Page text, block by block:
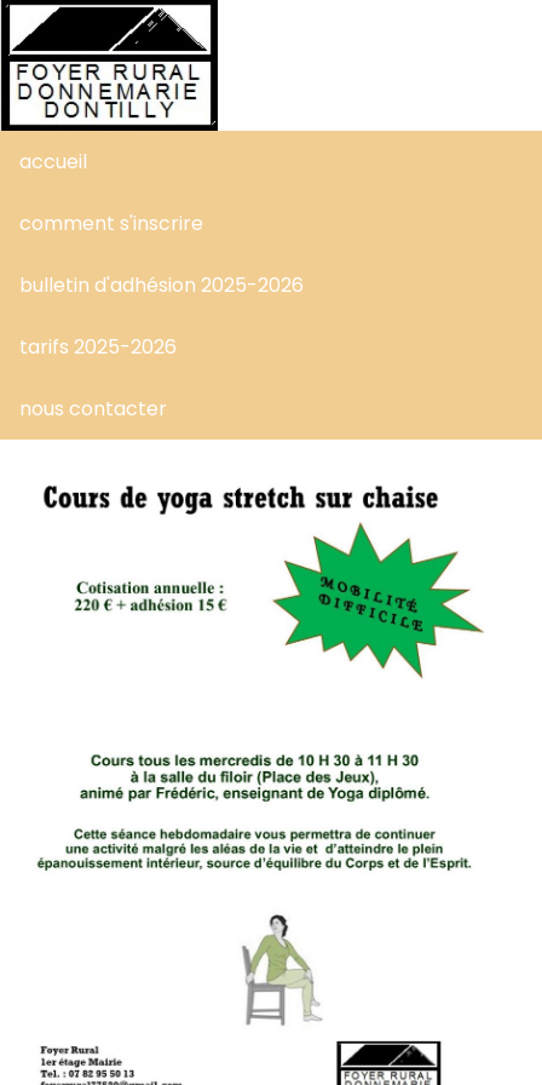
accueil
comment s'inscrire
bulletin d'adhésion 2025-2026
tarifs 2025-2026
nous contacter